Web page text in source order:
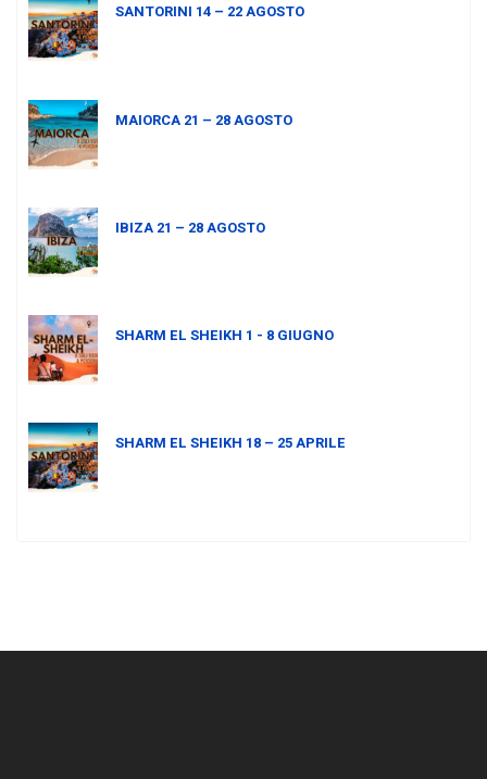
SANTORINI 14 – 22 AGOSTO
MAIORCA 21 – 28 AGOSTO
IBIZA 21 – 28 AGOSTO
SHARM EL SHEIKH 1 - 8 GIUGNO
SHARM EL SHEIKH 18 – 25 APRILE